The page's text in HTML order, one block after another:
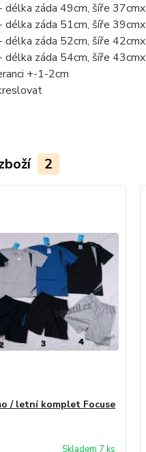
záda 49cm, šíře
záda 51cm, šíře
záda 52cm, šíře
záda 54cm, šíře
+-1-2cm
2
/ letní komplet Focuse
Skladem 7 ks